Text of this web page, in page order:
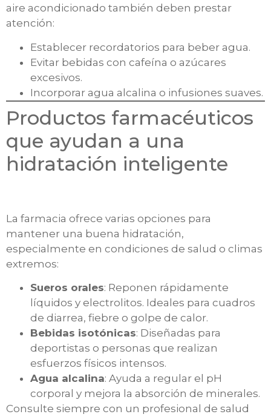
aire acondicionado también deben prestar
atención:
Establecer recordatorios para beber agua.
Evitar bebidas con cafeína o azúcares
excesivos.
Incorporar agua alcalina o infusiones suaves.
Productos farmacéuticos
que ayudan a una
hidratación inteligente
La farmacia ofrece varias opciones para
mantener una buena hidratación,
especialmente en condiciones de salud o climas
extremos:
Sueros orales: Reponen rápidamente
líquidos y electrolitos. Ideales para cuadros
de diarrea, fiebre o golpe de calor.
Bebidas isotónicas: Diseñadas para
deportistas o personas que realizan
esfuerzos físicos intensos.
Agua alcalina: Ayuda a regular el pH
corporal y mejora la absorción de minerales.
Consulte siempre con un profesional de salud